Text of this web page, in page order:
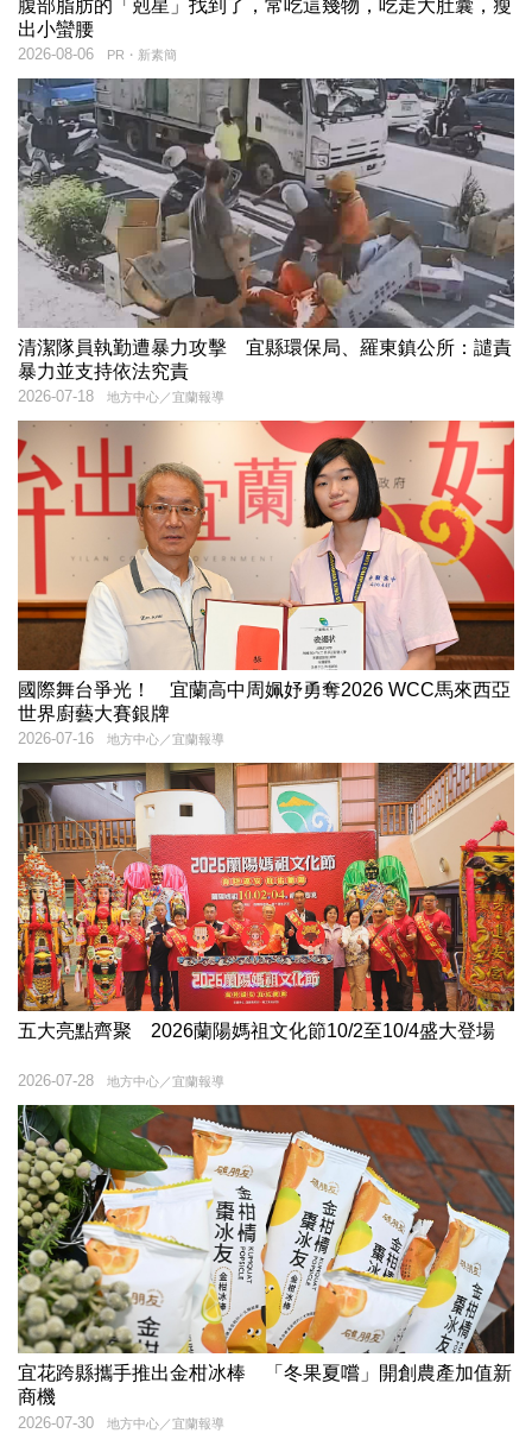
腹部脂肪的「剋星」找到了，常吃這幾物，吃走大肚囊，瘦
出小蠻腰
PR・新素簡
2026-08-06
清潔隊員執勤遭暴力攻擊 宜縣環保局、羅東鎮公所：譴責
暴力並支持依法究責
地方中心／宜蘭報導
2026-07-18
國際舞台爭光！ 宜蘭高中周姵妤勇奪2026 WCC馬來西亞
世界廚藝大賽銀牌
地方中心／宜蘭報導
2026-07-16
五大亮點齊聚 2026蘭陽媽祖文化節10/2至10/4盛大登場
地方中心／宜蘭報導
2026-07-28
宜花跨縣攜手推出金柑冰棒 「冬果夏嚐」開創農產加值新
商機
地方中心／宜蘭報導
2026-07-30